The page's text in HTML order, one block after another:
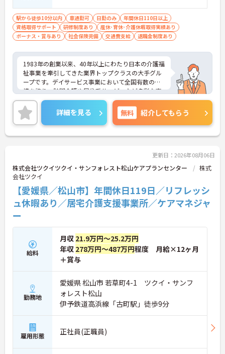
駅から徒歩10分以内 車通勤可 日勤のみ
年間休日110日以上
資格取得サポート
研修制度あり
産休･育休･介護休暇取得実績あり
ボーナス・賞与あり
社会保険完備 交通費支給 退職金制度あり
1983年の創業以来、40年以上にわたり日本の介護福
祉事業を牽引してきた業界トップクラスの大手グル
ープです。デイサービス事業において全国有数の規
模を誇り、訪問介護や居住系サービスなど多彩な事
業を展開することで、地域のあらゆるニーズにワン
ストップで応える体制を確立しています。ダイバー
シティ経営を積極的に推進し、多様な人材が能力を
発揮できる職場環境の構築に注力している点も大き
な特色です。また、大規模災害を見据えたBCP（事
ンの運用など、お客様と従業員の双方を守るリスク
マネジメントも徹底されています。今後は、ご家族
がオンラインで情報を確認できるシステムや、AIを
活用した相談サービスの導入など、IT技術を積極的
に取り入れ、在宅生活の質の向上と従業員の業務効
率化を両立する次世代型の介護サービスを追求して
いく方針です。安定した事業基盤と革新への意欲を
す。
★おすすめPOINT★
【土日休み×残業月平均3時間！ワークライフバラ
ンスを大切にできる環境です】
・基本土日休みで年間休日119日が確保されており
日勤のみのお仕事のため生活リズムを整えやすいで
す
・毎月付与されるリフレッシュ休暇を活用し連休の
取得も可能でプライベートの時間もしっかりと確保
・くるみん認定企業として未就学児向けのこども休
暇や育休取得実績など子育てと両立しやすい制度が
詳細を見る 無料 紹介してもらう
更新日：2026年08月06日
株式会社ツクイツクイ・サンフォレスト松山ケアプランセンター
株式
会社ツクイ
【愛媛県／松山市】年間休日119日／リフレッシ
ュ休暇あり／居宅介護支援事業所／ケアマネジャ
ー
給料
月収 21.9万円～25.2万円
年収 278万円～487万円程度 月給×12ヶ月
＋賞与
勤務地
愛媛県 松山市 若草町4-1 ツクイ・サンフ
ォレスト松山
伊予鉄道高浜線「古町駅」徒歩9分
雇用形態 正社員(正職員)